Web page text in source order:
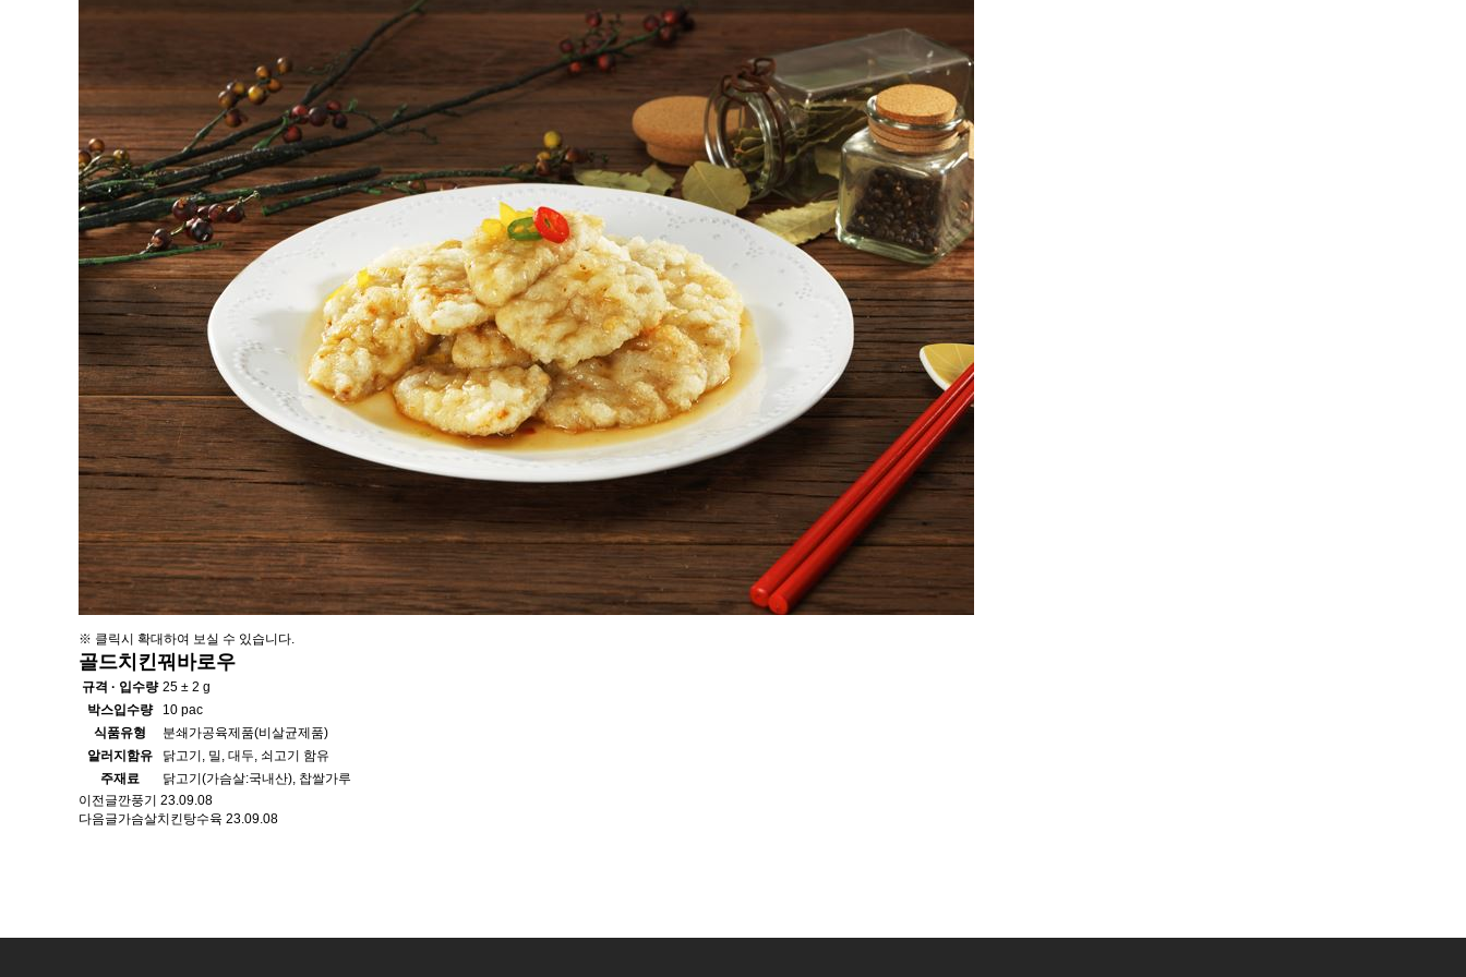
※ 클릭시 확대하여 보실 수 있습니다.
골드치킨꿔바로우
규격 · 입수량 25 ± 2 g
박스입수량
10 pac
식품유형
분쇄가공육제품(비살균제품)
알러지함유
닭고기, 밀, 대두, 쇠고기 함유
주재료
닭고기(가슴살:국내산), 찹쌀가루
이전글깐풍기 23.09.08
다음글가슴살치킨탕수육 23.09.08